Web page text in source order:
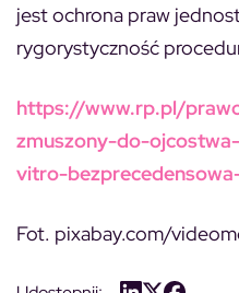
jest ochrona praw
rygorystyczność
https://www.rp.pl/
zmuszony-do-
vitro-
Fot. pixabay.com/